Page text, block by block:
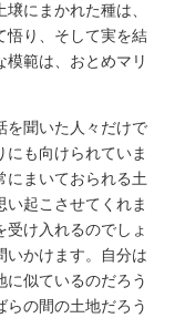
にまかれた種は、
悟り、そして実を結
範は、おとめマリ
聞いた人々だけで
も向けられていま
にまいておられる土
起こさせてくれま
け入れるのでしょ
いかけます。自分は
に似ているのだろう
の間の土地だろう